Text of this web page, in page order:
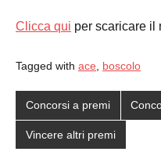
Clicca qui per scaricare il
Tagged with ace boscolo
Concorsi a premi
Vincere altri premi